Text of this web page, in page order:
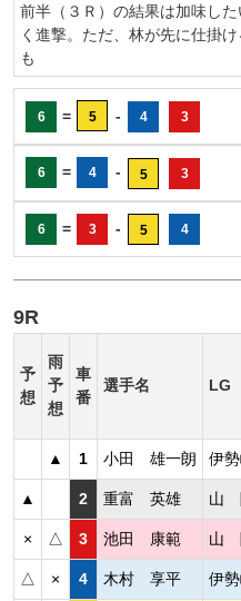
前半（３Ｒ）の結果は加味し
く進撃。ただ、林が先に仕掛
も
6 = 5 - 4 3
6 = 4 - 5 3
6 = 3 - 5 4
9R
予
想
雨
予
想
車
番
選手名 LG
▲ 1 小田 雄一朗 伊
▲ 2 重富 英雄 山
× △ 3 池田 康範 山
△ × 4 木村 享平 伊